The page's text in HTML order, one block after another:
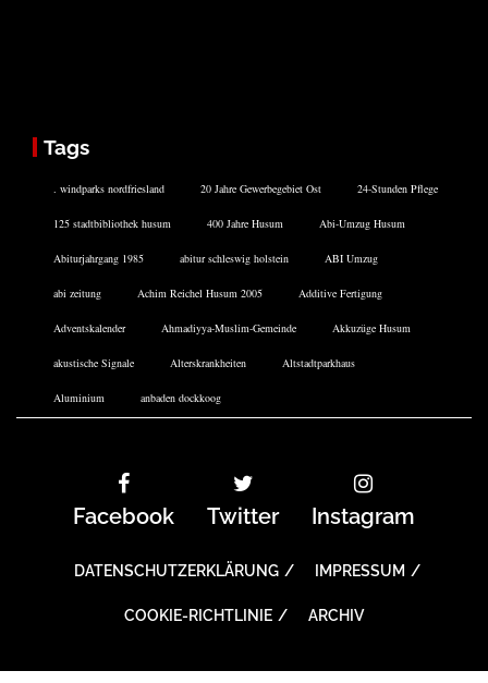
Tags
. windparks nordfriesland 20 Jahre Gewerbegebiet Ost 24-Stunden Pflege
125 stadtbibliothek husum 400 Jahre Husum Abi-Umzug Husum
Abiturjahrgang 1985 abitur schleswig holstein ABI Umzug
abi zeitung Achim Reichel Husum 2005 Additive Fertigung
Adventskalender Ahmadiyya-Muslim-Gemeinde Akkuzüge Husum
akustische Signale Alterskrankheiten Altstadtparkhaus
Aluminium anbaden dockkoog
Facebook Twitter Instagram
DATENSCHUTZERKLÄRUNG IMPRESSUM
COOKIE-RICHTLINIE ARCHIV